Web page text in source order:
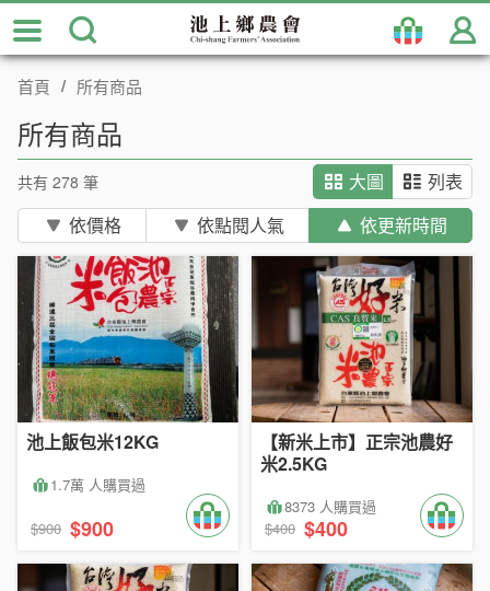
跳
到
主
首頁 所有商品
所有商品
共有 278 筆
依價格
依點閱人氣 依更新時間
大圖 列表
池上飯包米12KG
1.7萬 人購買過
$900 $900
【新米上市】正宗池農好
米2.5KG
8373 人購買過
$400 $400